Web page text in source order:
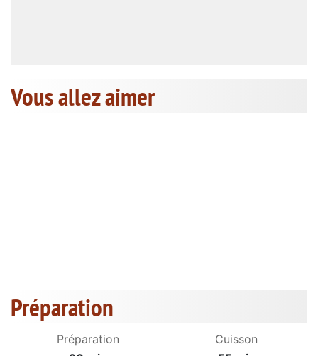
Vous allez aimer
Préparation
Préparation
Cuisson